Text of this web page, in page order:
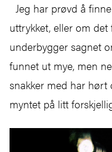
Jeg har prøvd å
uttrykket, eller om
underbygger sagnet
funnet ut mye, men
snakker med har hørt
myntet på litt